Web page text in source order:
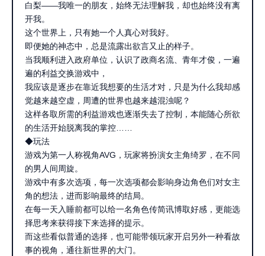
白梨——我唯一的朋友，始终无法理解我，却也始终没有离
开我。
这个世界上，只有她一个人真心对我好。
即便她的神态中，总是流露出欲言又止的样子。
当我顺利进入政府单位，认识了政商名流、青年才俊，一遍
遍的利益交换游戏中，
我应该是逐步在靠近我想要的生活才对，只是为什么我却感
觉越来越空虚，周遭的世界也越来越混浊呢？
这样各取所需的利益游戏也逐渐失去了控制，本能随心所欲
的生活开始脱离我的掌控……
◆玩法
游戏为第一人称视角AVG，玩家将扮演女主角绮罗，在不同
的男人间周旋。
游戏中有多次选项，每一次选项都会影响身边角色们对女主
角的想法，进而影响最终的结局。
在每一天入睡前都可以给一名角色传简讯博取好感，更能选
择思考来获得接下来选择的提示。
而这些看似普通的选择，也可能带领玩家开启另外一种看故
事的视角，通往新世界的大门。